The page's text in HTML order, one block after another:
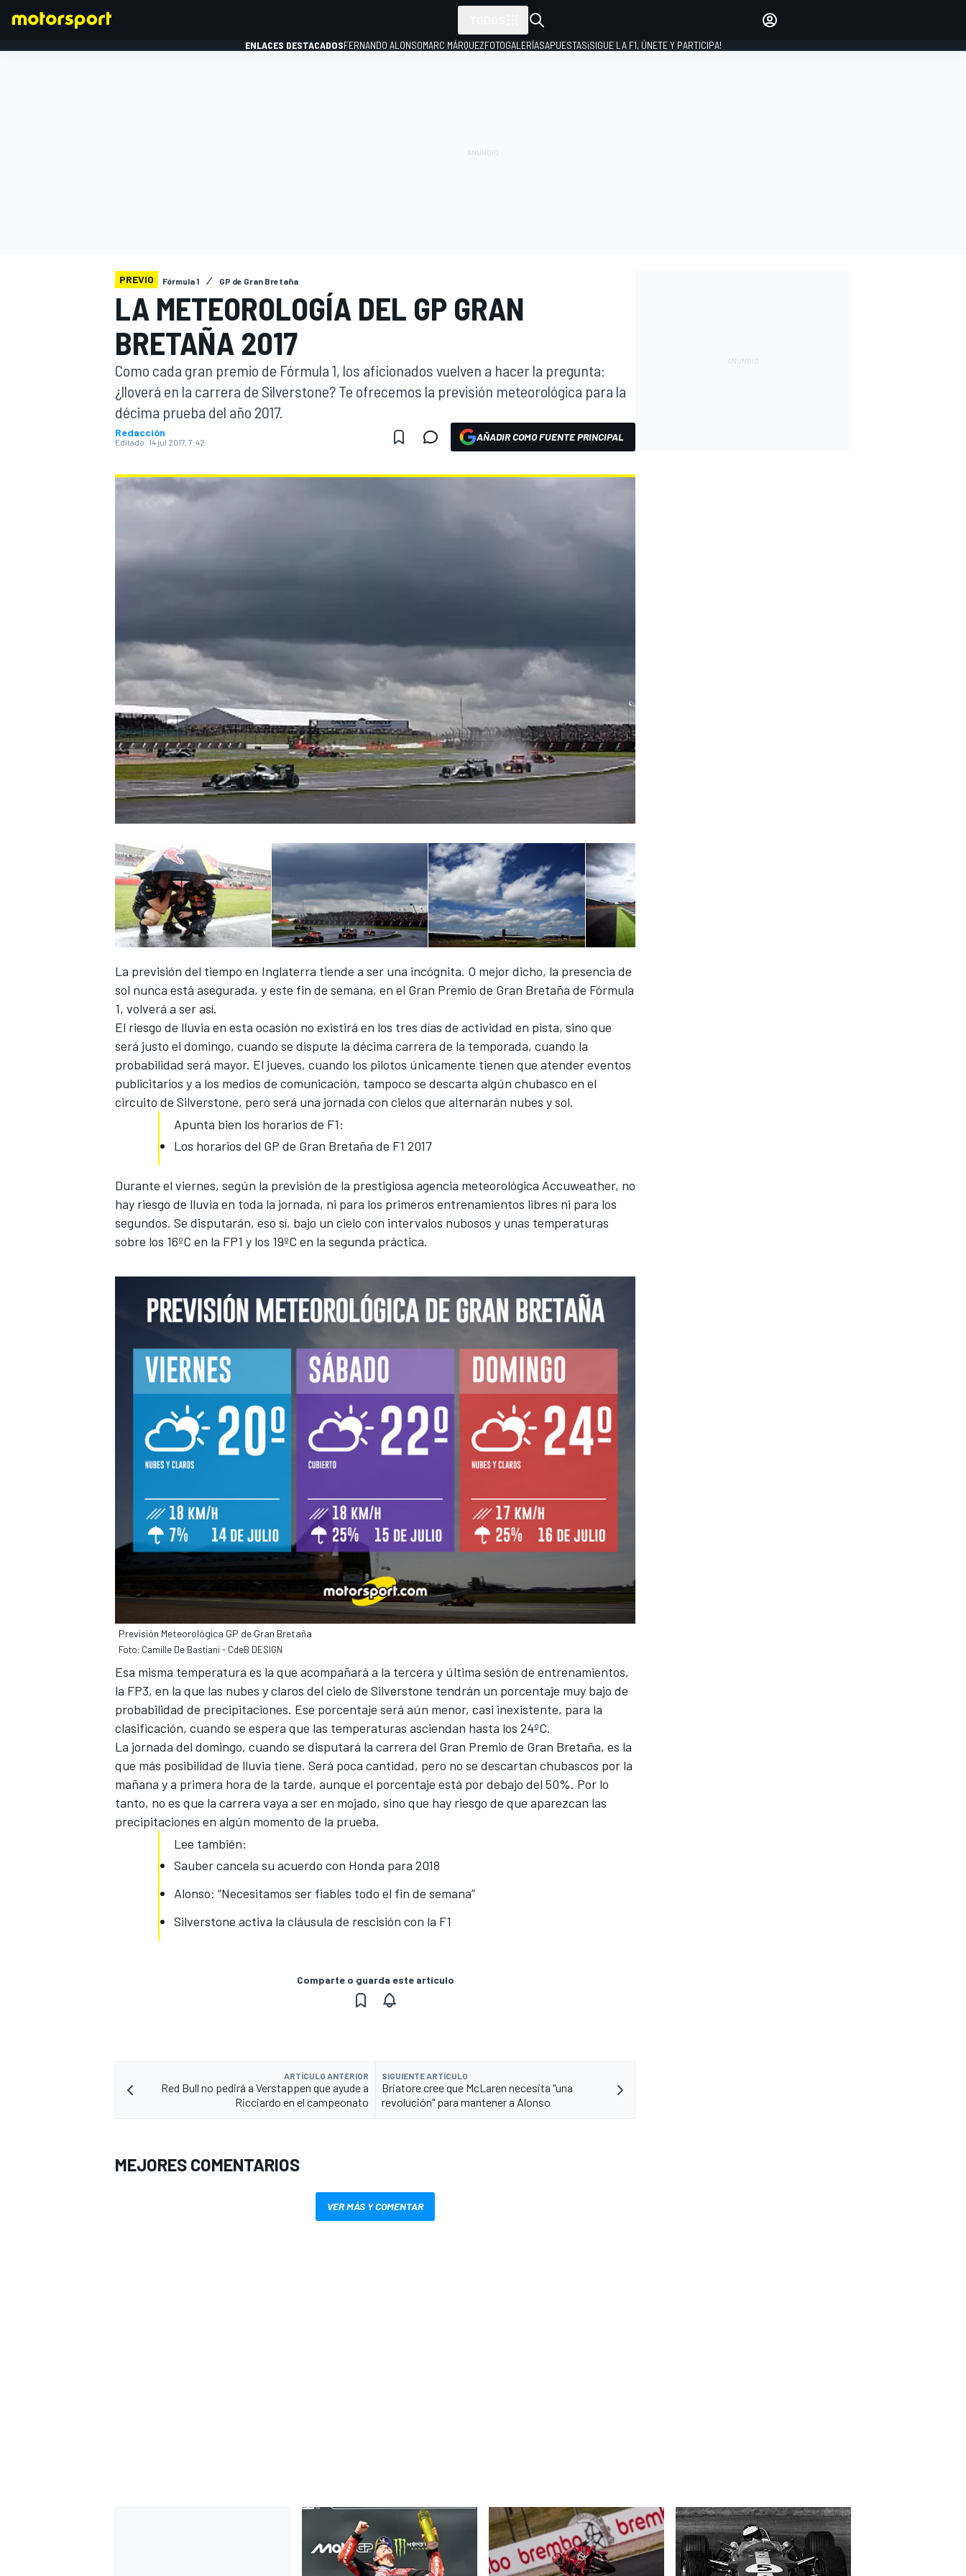
ENLACES DESTACADOSFERNANDO ALONSOMARC MÁRQUEZFOTOGALERÍASAPUESTAS¡SIGUE LA F1, ÚNETE Y PARTICIPA!
PREVIO Fórmula 1 GP de Gran Bretaña
LA METEOROLOGÍA DEL GP GRAN
BRETAÑA 2017
Como cada gran premio de Fórmula 1, los aficionados vuelven a hacer la pregunta:
¿lloverá en la carrera de Silverstone? Te ofrecemos la previsión meteorológica para la
décima prueba del año 2017.
Redacción
Editado: 14 jul 2017, 7:42 AÑADIR COMO FUENTE PRINCIPAL
La previsión del tiempo en Inglaterra tiende a ser una incógnita. O mejor dicho, la presencia de
sol nunca está asegurada, y este fin de semana, en el Gran Premio de Gran Bretaña de Fórmula
1, volverá a ser así.
El riesgo de lluvia en esta ocasión no existirá en los tres días de actividad en pista, sino que
será justo el domingo, cuando se dispute la décima carrera de la temporada, cuando la
probabilidad será mayor. El jueves, cuando los pilotos únicamente tienen que atender eventos
publicitarios y a los medios de comunicación, tampoco se descarta algún chubasco en el
circuito de Silverstone, pero será una jornada con cielos que alternarán nubes y sol.
Apunta bien los horarios de F1:
Los horarios del GP de Gran Bretaña de F1 2017
Durante el viernes, según la previsión de la prestigiosa agencia meteorológica Accuweather, no
hay riesgo de lluvia en toda la jornada, ni para los primeros entrenamientos libres ni para los
segundos. Se disputarán, eso sí, bajo un cielo con intervalos nubosos y unas temperaturas
sobre los 16ºC en la FP1 y los 19ºC en la segunda práctica.
Previsión Meteorológica GP de Gran Bretaña
Foto: Camille De Bastiani - CdeB DESIGN
Esa misma temperatura es la que acompañará a la tercera y última sesión de entrenamientos,
la FP3, en la que las nubes y claros del cielo de Silverstone tendrán un porcentaje muy bajo de
probabilidad de precipitaciones. Ese porcentaje será aún menor, casi inexistente, para la
clasificación, cuando se espera que las temperaturas asciendan hasta los 24ºC.
La jornada del domingo, cuando se disputará la carrera del Gran Premio de Gran Bretaña, es la
que más posibilidad de lluvia tiene. Será poca cantidad, pero no se descartan chubascos por la
mañana y a primera hora de la tarde, aunque el porcentaje está por debajo del 50%. Por lo
tanto, no es que la carrera vaya a ser en mojado, sino que hay riesgo de que aparezcan las
precipitaciones en algún momento de la prueba.
Lee también:
Sauber cancela su acuerdo con Honda para 2018
Alonso: “Necesitamos ser fiables todo el fin de semana”
Silverstone activa la cláusula de rescisión con la F1
Comparte o guarda este artículo
ARTÍCULO ANTERIOR
Red Bull no pedirá a Verstappen que ayude a
Ricciardo en el campeonato
SIGUIENTE ARTÍCULO
Briatore cree que McLaren necesita "una
revolución" para mantener a Alonso
MEJORES COMENTARIOS
VER MÁS Y COMENTAR